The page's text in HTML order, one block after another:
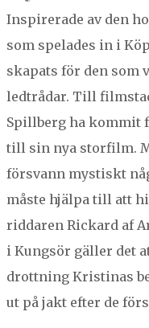
NORBERG
SALA
SKINNSKATTEBERG
SURAHAMMAR
VÄSTERÅS
Inspir­erade av den
som spelades in i
ska­p­ats för den som
ledtrå­dar. Till
Spill­berg ha kom­mit
till sin nya stor­film.
försvann mys­tiskt
måste hjäl­pa till att
rid­daren Rickard af
i Kungsör gäller det
drot­tning Kristi­nas
ut på jakt efter de